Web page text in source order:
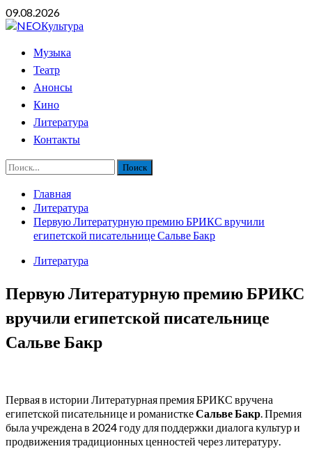
Перейти
к
09.08.2026
ОсновноеМузыка
Театр
Анонсы
Кино
Литература
Контакты
Найти:
Главная
Литература
Первую Литературную премию БРИКС вручили
египетской писательнице Сальве Бакр
Литература
Первую Литературную премию БРИКС
вручили египетской писательнице
Сальве Бакр
Первая в истории Литературная премия БРИКС вручена
египетской писательнице и романисткеСальве Бакр. Премия
была учреждена в 2024 году для поддержки диалога культур и
продвижения традиционных ценностей через литературу.